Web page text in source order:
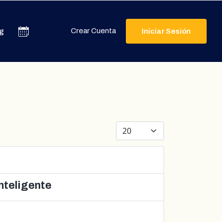
Crear Cuenta Iniciar Sesión
Cantidad a mostrar